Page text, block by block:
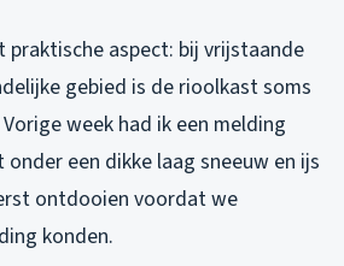
praktische aspect: bij vrijstaande
gebied is de rioolkast soms
week had ik een melding
een dikke laag sneeuw en ijs
ontdooien voordat we
konden.